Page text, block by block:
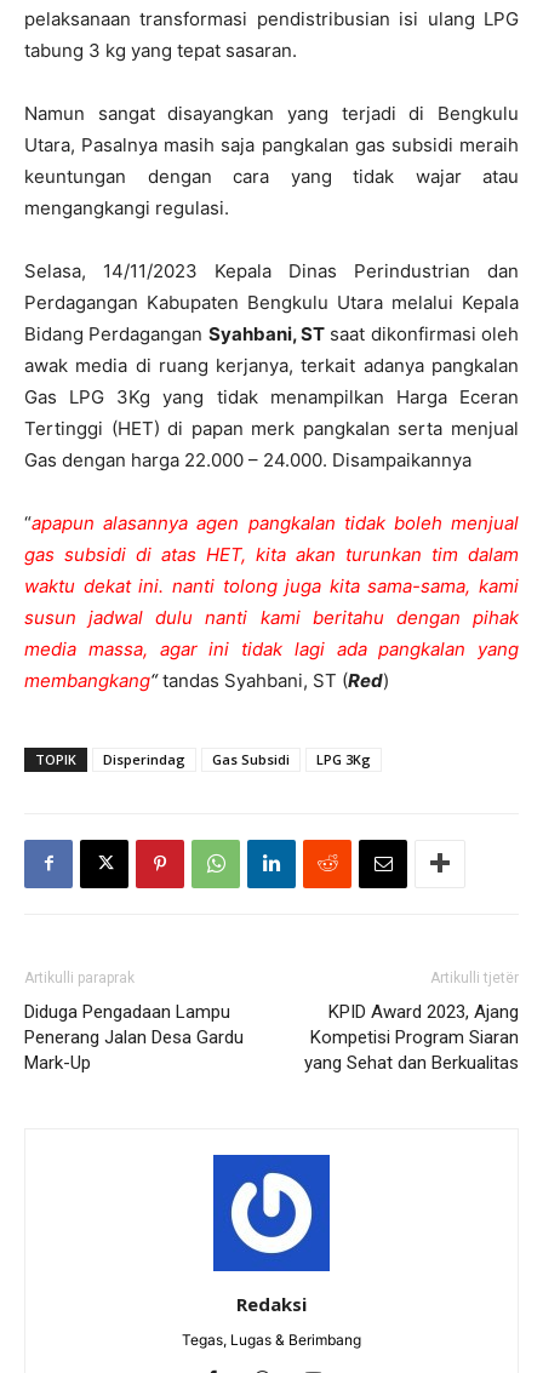
pelaksanaan transformasi pendistribusian isi ulang LPG
tabung 3 kg yang tepat sasaran.
Namun sangat disayangkan yang terjadi di Bengkulu
Utara, Pasalnya masih saja pangkalan gas subsidi meraih
keuntungan dengan cara yang tidak wajar atau
mengangkangi regulasi.
Selasa, 14/11/2023 Kepala Dinas Perindustrian dan
Perdagangan Kabupaten Bengkulu Utara melalui Kepala
Bidang Perdagangan Syahbani, ST saat dikonfirmasi oleh
awak media di ruang kerjanya, terkait adanya pangkalan
Gas LPG 3Kg yang tidak menampilkan Harga Eceran
Tertinggi (HET) di papan merk pangkalan serta menjual
Gas dengan harga 22.000 – 24.000. Disampaikannya
“apapun alasannya agen pangkalan tidak boleh menjual
gas subsidi di atas HET, kita akan turunkan tim dalam
waktu dekat ini. nanti tolong juga kita sama-sama, kami
susun jadwal dulu nanti kami beritahu dengan pihak
media massa, agar ini tidak lagi ada pangkalan yang
membangkang“tandas Syahbani, ST (Red)
TOPIK Disperindag Gas Subsidi LPG 3Kg
Artikulli paraprak
Diduga Pengadaan Lampu
Penerang Jalan Desa Gardu
Mark-Up
Artikulli tjetër
KPID Award 2023, Ajang
Kompetisi Program Siaran
yang Sehat dan Berkualitas
Redaksi
Tegas, Lugas & Berimbang